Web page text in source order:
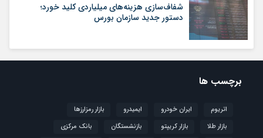
شفاف‌سازی هزینه‌های میلیاردی کلید خورد؛
دستور جدید سازمان بورس
برچسب ها
اتریوم ایران خودرو ایمیدرو
بازار رمزارزها
بازار طلا
بازار کریپتو بازنشستگان
بانک مرکزی